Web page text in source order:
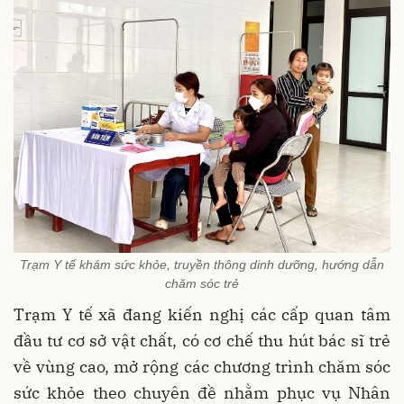
Trạm Y tế khám sức khỏe, truyền thông dinh dưỡng, hướng dẫn
chăm sóc trẻ
Trạm Y tế xã đang kiến nghị các cấp quan tâm
đầu tư cơ sở vật chất, có cơ chế thu hút bác sĩ trẻ
về vùng cao, mở rộng các chương trình chăm sóc
sức khỏe theo chuyên đề nhằm phục vụ Nhân